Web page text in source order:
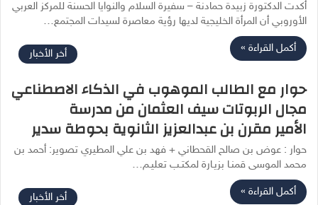
أكدت الدكتورة زبيدة حمادنة – سفيرة السلام والنوايا الحسنة للمركز العربي
الأوروبي أن المرأة الخليجية لديها رؤية معاصرة لسيدات المجتمع…
أكمل القراءة » أخر الأخبار
حوار مع الطالب الموهوب في الذكاء الاصطناعي
مجال الربوتات سيف العثمان من مدرسة
الأمير مقرن بن عبدالعزيز الثانوية بحوطة سدير
حوار : عوض بن صالح القحطاني + فهد بن علي المطيري تصوير: أحمد بن
محمد الموسى قمنـا بزيـارة لمكتـب تعليـم…
أكمل القراءة » أخر الأخبار